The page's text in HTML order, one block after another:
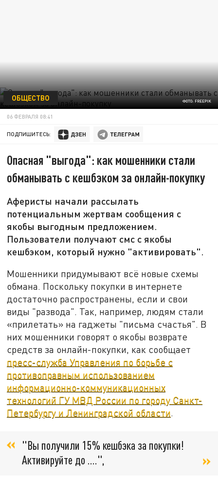
ФОТО: FREEPIK
ОБЩЕСТВО
06 ФЕВРАЛЯ 08:41
ПОДПИШИТЕСЬ:
Опасная "выгода": как мошенники стали
обманывать с кешбэком за онлайн-покупку
Аферисты начали рассылать
потенциальным жертвам сообщения с
якобы выгодным предложением.
Пользователи получают смс с якобы
кешбэком, который нужно "активировать".
Мошенники придумывают всё новые схемы
обмана. Поскольку покупки в интернете
достаточно распространены, если и свои
виды "развода". Так, например, людям стали
«прилетать» на гаджеты "письма счастья". В
них мошенники говорят о якобы возврате
средств за онлайн-покупки, как сообщает
пресс-служба Управления по борьбе с
противоправным использованием
информационно-коммуникационных
технологий ГУ МВД России по городу Санкт-
Петербургу и Ленинградской области.
"Вы получили 15% кешбэка за покупки!
Активируйте до ….",